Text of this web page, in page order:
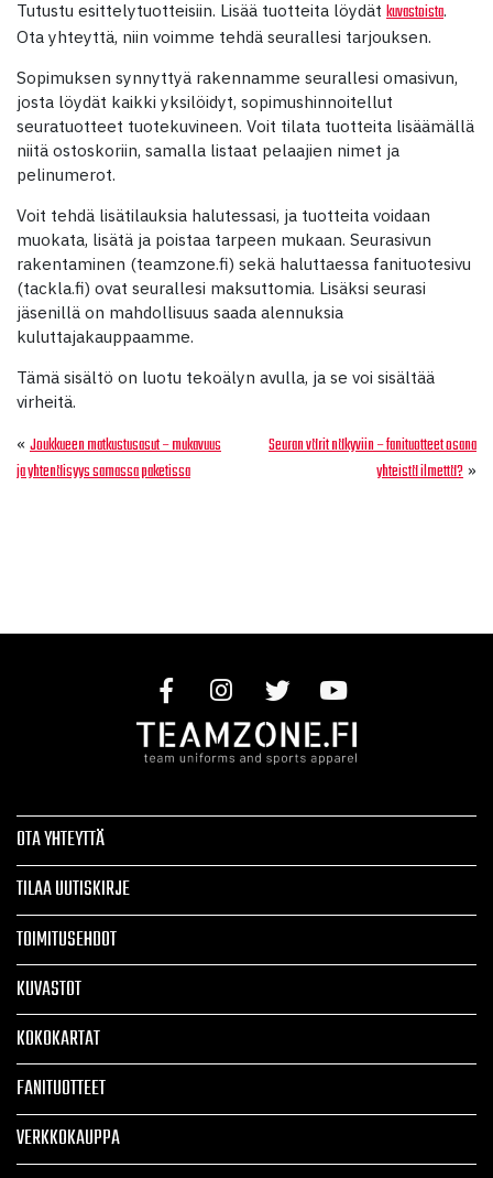
Tutustu esittelytuotteisiin. Lisää tuotteita löydät kuvastoista.
Ota yhteyttä, niin voimme tehdä seurallesi tarjouksen.
Sopimuksen synnyttyä rakennamme seurallesi omasivun,
josta löydät kaikki yksilöidyt, sopimushinnoitellut
seuratuotteet tuotekuvineen. Voit tilata tuotteita lisäämällä
niitä ostoskoriin, samalla listaat pelaajien nimet ja
pelinumerot.
Voit tehdä lisätilauksia halutessasi, ja tuotteita voidaan
muokata, lisätä ja poistaa tarpeen mukaan. Seurasivun
rakentaminen (teamzone.fi) sekä haluttaessa fanituotesivu
(tackla.fi) ovat seurallesi maksuttomia. Lisäksi seurasi
jäsenillä on mahdollisuus saada alennuksia
kuluttajakauppaamme.
Tämä sisältö on luotu tekoälyn avulla, ja se voi sisältää
virheitä.
« Joukkueen matkustusasut – mukavuus
ja yhtenäisyys samassa paketissa
Seuran värit näkyviin – fanituotteet osana
yhteistä ilmettä? »
OTA YHTEYTTÄ
TILAA UUTISKIRJE
TOIMITUSEHDOT
KUVASTOT
KOKOKARTAT
FANITUOTTEET
VERKKOKAUPPA